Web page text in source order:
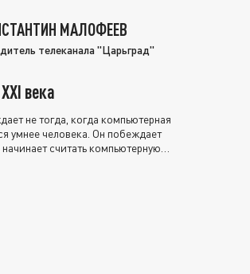
МАЛОФЕЕВ
телеканала "Царьград"
века
не тогда, когда компьютерная
умнее человека. Он побеждает
считать компьютерную